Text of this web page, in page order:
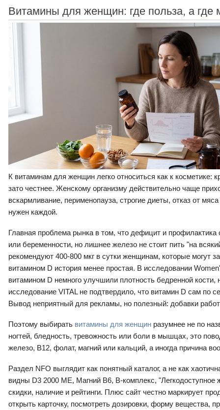
Витамины для женщин: где польза, а где
К витаминам для женщин легко относиться как к косметике:
зато честнее. Женскому организму действительно чаще
вскармливание, перименопауза, строгие диеты, отказ от
нужен каждой.
Главная проблема рынка в том, что дефицит и
или беременности, но лишнее железо не стоит пить "на
рекомендуют 400-800 мкг в сутки женщинам, которые могут
витамином D история менее простая. В исследовании
витамином D немного улучшили плотность бедренной
исследование VITAL не подтвердило, что витамин D сам по
Вывод неприятный для рекламы, но полезный: добавки
Поэтому выбирать витамины для женщин разумнее не по
ногтей, бледность, тревожность или боли в мышцах, это
железо, B12, фолат, магний или кальций, а иногда причина
Раздел NFO выглядит как понятный каталог, а не как
видны D3 2000 МЕ, Магний B6, B-комплекс, "Легкодоступное
скидки, наличие и рейтинги. Плюс сайт честно маркирует
открыть карточку, посмотреть дозировки, форму вещества,